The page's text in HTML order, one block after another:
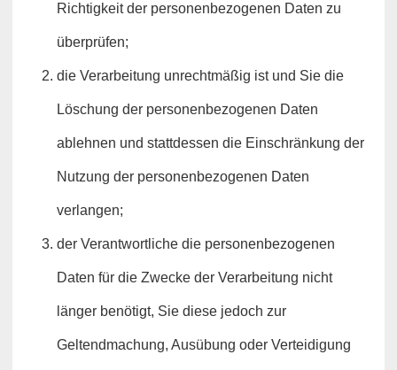
Richtigkeit der personenbezogenen Daten zu
überprüfen;
die Verarbeitung unrechtmäßig ist und Sie die
Löschung der personenbezogenen Daten
ablehnen und stattdessen die Einschränkung der
Nutzung der personenbezogenen Daten
verlangen;
der Verantwortliche die personenbezogenen
Daten für die Zwecke der Verarbeitung nicht
länger benötigt, Sie diese jedoch zur
Geltendmachung, Ausübung oder Verteidigung